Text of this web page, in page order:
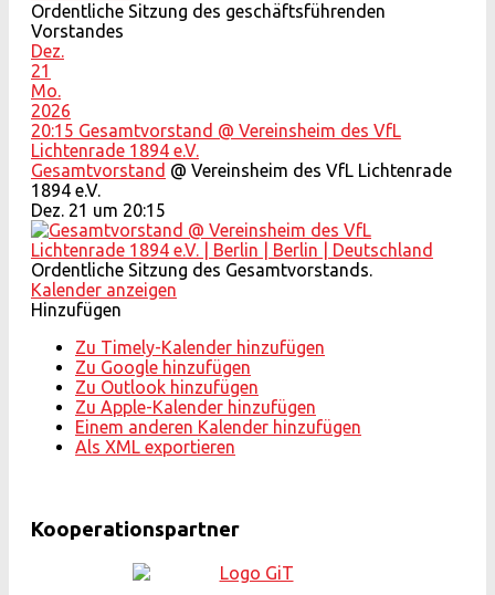
Ordentliche Sitzung des geschäftsführenden
Vorstandes
Dez.
21
Mo.
2026
20:15 Gesamtvorstand @ Vereinsheim des VfL
Lichtenrade 1894 e.V.
Gesamtvorstand @ Vereinsheim des VfL Lichtenrade
1894 e.V.
Dez. 21 um 20:15
Ordentliche Sitzung des Gesamtvorstands.
Kalender anzeigen
Hinzufügen
Zu Timely-Kalender hinzufügen
Zu Google hinzufügen
Zu Outlook hinzufügen
Zu Apple-Kalender hinzufügen
Einem anderen Kalender hinzufügen
Als XML exportieren
Kooperationspartner